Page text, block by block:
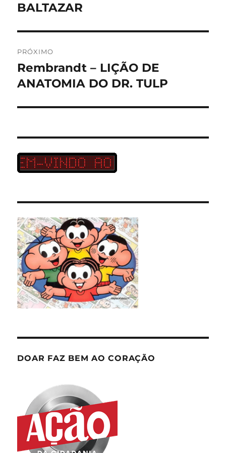
Post
anterior:
BALTAZAR
PRÓXIMO
Próximo
post:
Rembrandt – LIÇÃO DE
ANATOMIA DO DR. TULP
DOAR FAZ BEM AO CORAÇÃO